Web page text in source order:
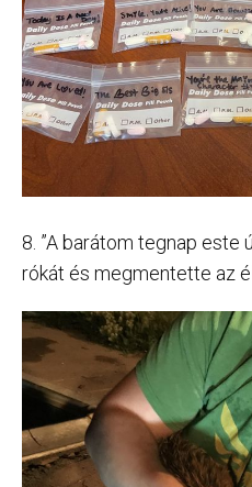
8. ”A barátom tegnap
rókát és megmentette az